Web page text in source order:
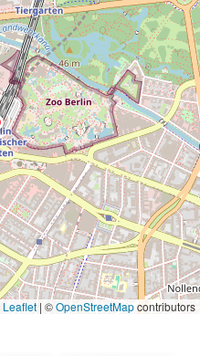
Leaflet | ©OpenStreetMapcontributors